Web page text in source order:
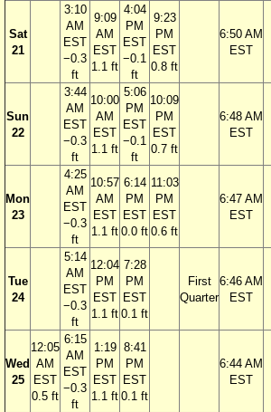
Sat
21
3:10
AM
EST
−0.3
ft
9:09
AM
EST
1.1 ft
4:04
PM
EST
−0.1
ft
9:23
PM
EST
0.8 ft
6:50 AM
EST
Sun
22
3:44
AM
EST
−0.3
ft
10:00
AM
EST
1.1 ft
5:06
PM
EST
−0.1
ft
10:09
PM
EST
0.7 ft
6:48 AM
EST
Mon
23
4:25
AM
EST
−0.3
ft
10:57
AM
EST
1.1 ft
6:14
PM
EST
0.0 ft
11:03
PM
EST
0.6 ft
6:47 AM
EST
Tue
24
5:14
AM
EST
−0.3
ft
12:04
PM
EST
1.1 ft
7:28
PM
EST
0.1 ft
First
Quarter
6:46 AM
EST
Wed
25
12:05
AM
EST
0.5 ft
6:15
AM
EST
−0.3
ft
1:19
PM
EST
1.1 ft
8:41
PM
EST
0.1 ft
6:44 AM
EST